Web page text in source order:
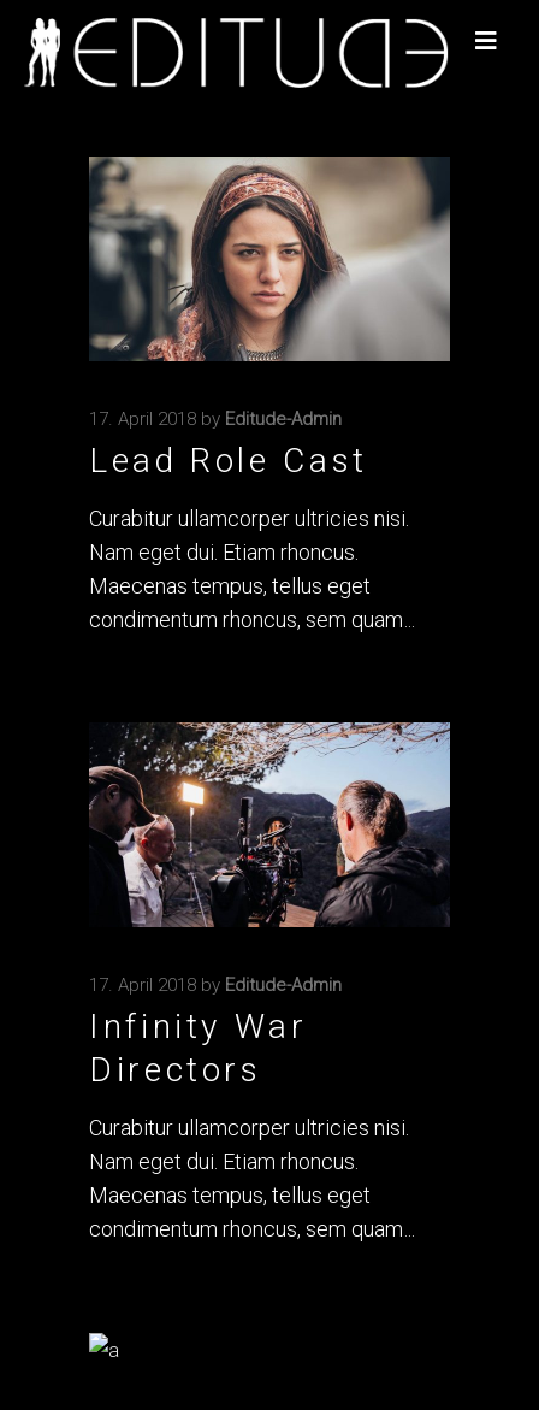
17. April 2018 by Editude-Admin
Lead Role Cast
Curabitur ullamcorper ultricies nisi.
Nam eget dui. Etiam rhoncus.
Maecenas tempus, tellus eget
condimentum rhoncus, sem quam
17. April 2018 by Editude-Admin
Infinity War
Directors
Curabitur ullamcorper ultricies nisi.
Nam eget dui. Etiam rhoncus.
Maecenas tempus, tellus eget
condimentum rhoncus, sem quam